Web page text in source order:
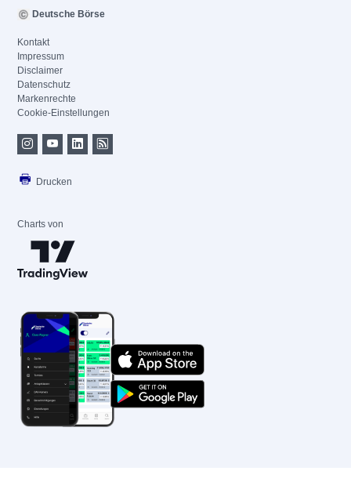
Deutsche Börse
Kontakt
Impressum
Disclaimer
Datenschutz
Markenrechte
Cookie-Einstellungen
Drucken
Charts von